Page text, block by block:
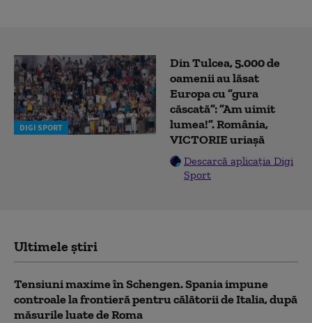
DIGI SPORT
Din Tulcea, 5.000 de
oamenii au lăsat
Europa cu ”gura
căscată”: ”Am uimit
lumea!”. România,
VICTORIE uriașă
Descarcă aplicația Digi
Sport
Ultimele știri
Tensiuni maxime în Schengen. Spania impune
controale la frontieră pentru călătorii de Italia, după
măsurile luate de Roma